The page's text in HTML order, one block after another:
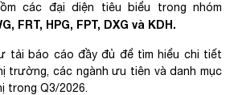
các đại diện tiêu biểu trong nhóm
FRT, HPG, FPT, DXG và KDH.
tải báo cáo đầy đủ để tìm hiểu chi tiết
trường, các ngành ưu tiên và danh mục
trong Q3/2026.